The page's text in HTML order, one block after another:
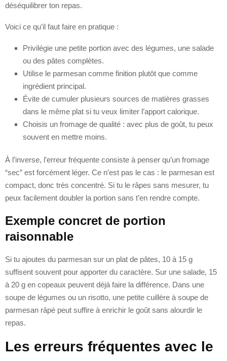
déséquilibrer ton repas.
Voici ce qu’il faut faire en pratique :
Privilégie une petite portion avec des légumes, une salade
ou des pâtes complètes.
Utilise le parmesan comme finition plutôt que comme
ingrédient principal.
Évite de cumuler plusieurs sources de matières grasses
dans le même plat si tu veux limiter l’apport calorique.
Choisis un fromage de qualité : avec plus de goût, tu peux
souvent en mettre moins.
À l’inverse, l’erreur fréquente consiste à penser qu’un fromage
“sec” est forcément léger. Ce n’est pas le cas : le parmesan est
compact, donc très concentré. Si tu le râpes sans mesurer, tu
peux facilement doubler la portion sans t’en rendre compte.
Exemple concret de portion
raisonnable
Si tu ajoutes du parmesan sur un plat de pâtes, 10 à 15 g
suffisent souvent pour apporter du caractère. Sur une salade, 15
à 20 g en copeaux peuvent déjà faire la différence. Dans une
soupe de légumes ou un risotto, une petite cuillère à soupe de
parmesan râpé peut suffire à enrichir le goût sans alourdir le
repas.
Les erreurs fréquentes avec le